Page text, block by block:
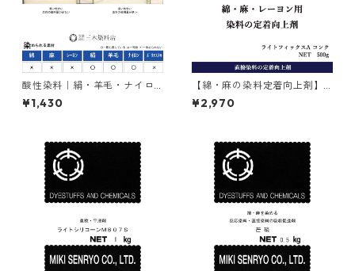
酸性染料｜絹・羊毛・ナイロ
ンを染める｜20g｜アンスラ
センブルーFBR（鮮やかな青
¥1,430
【綿・麻の染料定着向上剤】
｜500g｜ライトフィックスA
コンク
¥2,970